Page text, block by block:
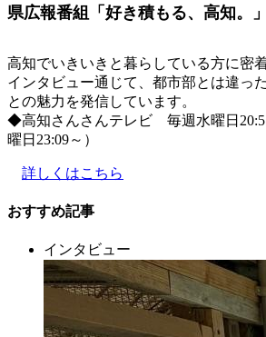
県広報番組「好き積もる、高知。」
高知でいきいきと暮らしている方に密
インタビュー通じて、都市部とは違っ
との魅力を発信しています。
◆高知さんさんテレビ 毎週水曜日
曜日23:09～）
詳しくはこちら
おすすめ記事
インタビュー